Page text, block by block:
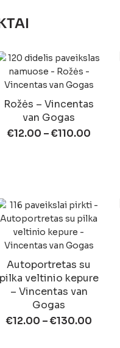
Rožės – Vincentas
van Gogas
€12.00 –€110.00
Autoportretas su
pilka veltinio kepure
– Vincentas van
Gogas
€12.00 –€130.00